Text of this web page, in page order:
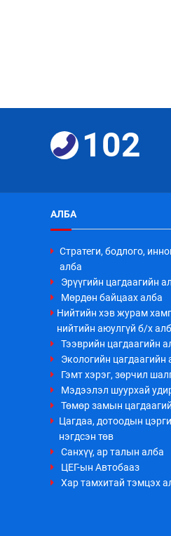
102
АЛБА
Стратеги, бодлого,
алба
Эрүүгийн цагдаагийн
Мөрдөн байцаах алба
Нийтийн хэв журам
нийтийн аюулгүй б/х
Тээврийн цагдаагийн
Экологийн цагдаагийн
Гэмт хэрэг, зөрчил
Мэдээлэл шуурхай
Төмөр замын
Цагдаа, дотоодын
нэгдсэн төв
Санхүү, ар талын алба
ЦЕГ-ын Автобааз
Хар тамхитай тэмцэх